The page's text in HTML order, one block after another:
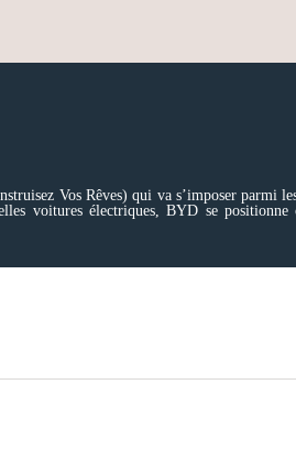
Vos Rêves) qui va s’imposer parmi
voitures électriques, BYD se positionne